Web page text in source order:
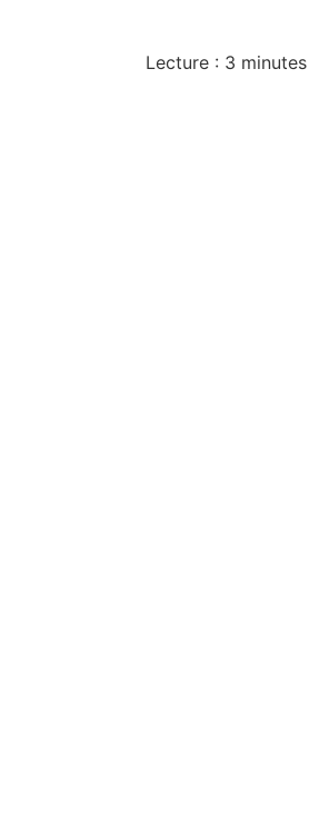
Lecture : 3 minutes